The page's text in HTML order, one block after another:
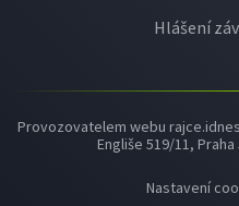
Hlášení
Provozovatelem webu
Engliše 519/11, Praha
Nastavení